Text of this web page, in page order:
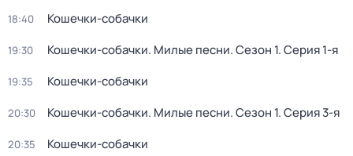
18:40 Кошечки-собачки
19:30 Кошечки-собачки. Милые песни. Сезон 1. Серия 1-я
19:35 Кошечки-собачки
20:30 Кошечки-собачки. Милые песни. Сезон 1. Серия 3-я
20:35 Кошечки-собачки